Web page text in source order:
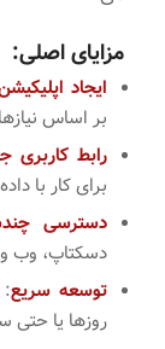
مزایای اصلی:
ایجاد
بر اساس
رابط کاربری
برای کار با
دسترسی
دسکتاپ، وب و
توسعه سریع:
روزها یا حتی